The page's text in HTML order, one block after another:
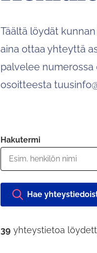
Täältä löydät
aina ottaa yhteyttä
palvelee numerossa
osoitteesta
Hakutermi
Hae
39 yhteystietoa